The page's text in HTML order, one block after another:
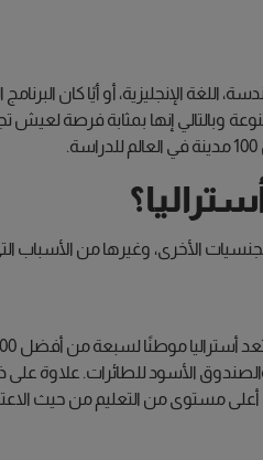
الإنجليزية، أو أيًا كان
وبالتالي إنها بمثابة فرصة
الأخرى، وغيرها من الأسباب
مستوى من التعليم من حيث